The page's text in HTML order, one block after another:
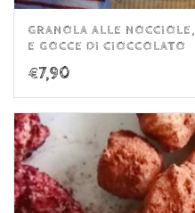
GRANOLA ALLE
E GOCCE DI CIOCCOLATO
€7,90